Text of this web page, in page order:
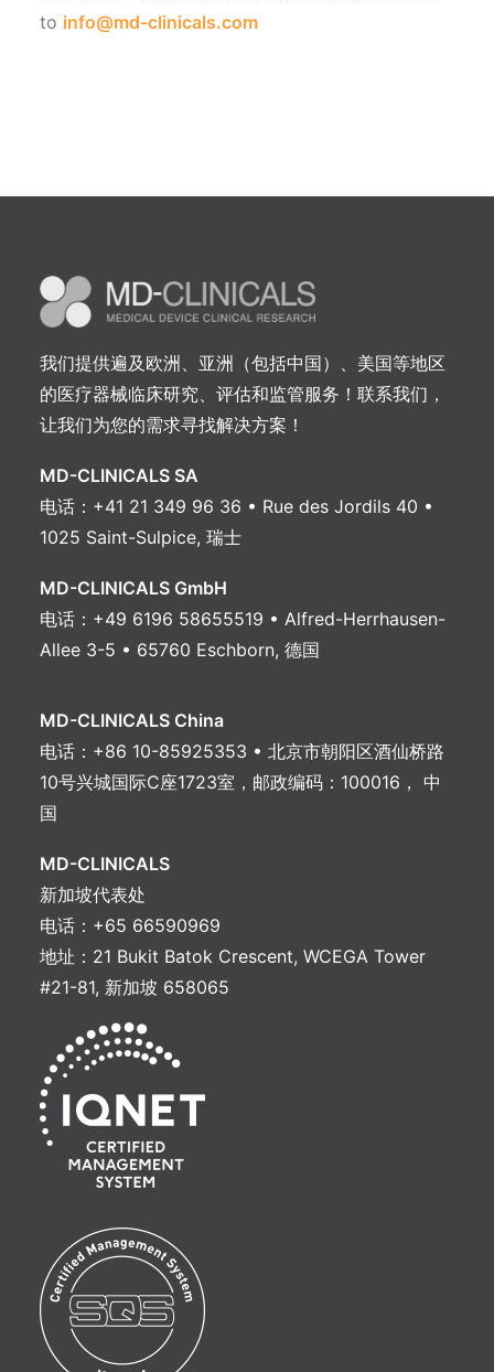
to info@md-clinicals.com
我们提供遍及欧洲、亚洲（包括中国）、美国等地区
的医疗器械临床研究、评估和监管服务！联系我们，
让我们为您的需求寻找解决方案！
MD-CLINICALS SA
电话：+41 21 349 96 36 • Rue des Jordils 40 •
1025 Saint-Sulpice, 瑞士
MD-CLINICALS GmbH
电话：+49 6196 58655519 • Alfred-Herrhausen-
Allee 3-5 • 65760 Eschborn, 德国
MD-CLINICALS China
电话：+86 10-85925353 • 北京市朝阳区酒仙桥路
10号兴城国际C座1723室，邮政编码：100016， 中
国
MD-CLINICALS
新加坡代表处
电话：+65 66590969
地址：21 Bukit Batok Crescent, WCEGA Tower
#21-81, 新加坡 658065